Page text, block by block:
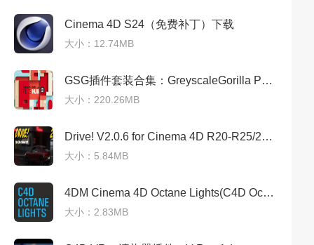
Cinema 4D S24（免费补丁）下载
大小：12.74MB
GSG插件套装合集：GreyscaleGorilla Plus Hub Plugins for Cinema 4D 2023免费授权版
大小：220.26MB
Drive! V2.0.6 for Cinema 4D R20-R25/2023(C4D汽车绑定驱动插件)稳定完美版
大小：5.84MB
4DM Cinema 4D Octane Lights(C4D Octane渲染器灯光控制插件)完整完美版
大小：2.83MB